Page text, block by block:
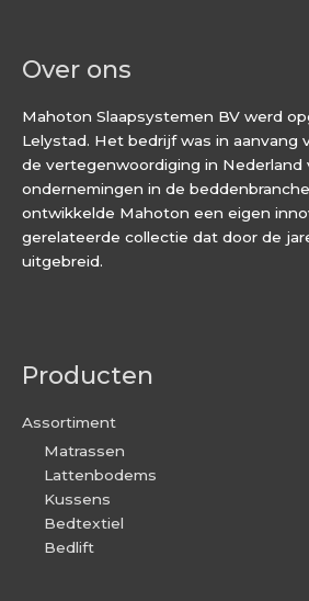
Over ons
Mahoton Slaapsystemen BV werd
Lelystad. Het bedrijf was in aanvang
de vertegenwoordiging in Nederland
ondernemingen in de
ontwikkelde Mahoton een eigen
gerelateerde collectie dat door de
uitgebreid.
Producten
Assortiment
Matrassen
Lattenbodems
Kussens
Bedtextiel
Bedlift